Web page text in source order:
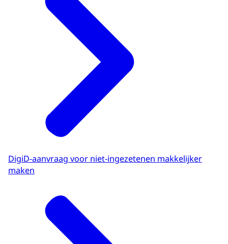
DigiD-aanvraag voor niet-ingezetenen makkelijker
maken